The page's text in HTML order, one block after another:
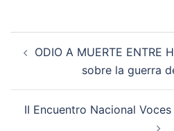
de ODIO A MUERTE ENTRE
sobre la guerra
II Encuentro Nacional